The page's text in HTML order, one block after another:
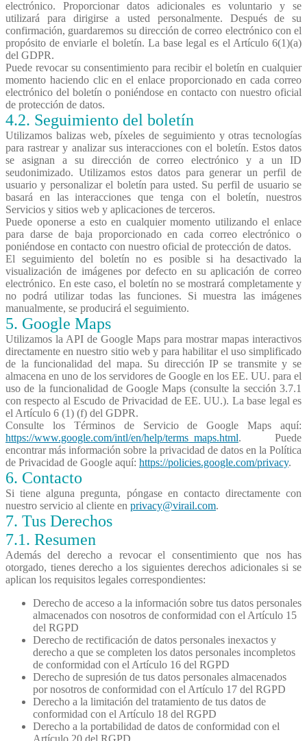
electrónico. Proporcionar datos adicionales es voluntario y se
utilizará para dirigirse a usted personalmente. Después de su
confirmación, guardaremos su dirección de correo electrónico con el
propósito de enviarle el boletín. La base legal es el Artículo 6(1)(a)
del GDPR.
Puede revocar su consentimiento para recibir el boletín en cualquier
momento haciendo clic en el enlace proporcionado en cada correo
electrónico del boletín o poniéndose en contacto con nuestro oficial
de protección de datos.
4.2. Seguimiento del boletín
Utilizamos balizas web, píxeles de seguimiento y otras tecnologías
para rastrear y analizar sus interacciones con el boletín. Estos datos
se asignan a su dirección de correo electrónico y a un ID
seudonimizado. Utilizamos estos datos para generar un perfil de
usuario y personalizar el boletín para usted. Su perfil de usuario se
basará en las interacciones que tenga con el boletín, nuestros
Servicios y sitios web y aplicaciones de terceros.
Puede oponerse a esto en cualquier momento utilizando el enlace
para darse de baja proporcionado en cada correo electrónico o
poniéndose en contacto con nuestro oficial de protección de datos.
El seguimiento del boletín no es posible si ha desactivado la
visualización de imágenes por defecto en su aplicación de correo
electrónico. En este caso, el boletín no se mostrará completamente y
no podrá utilizar todas las funciones. Si muestra las imágenes
manualmente, se producirá el seguimiento.
5. Google Maps
Utilizamos la API de Google Maps para mostrar mapas interactivos
directamente en nuestro sitio web y para habilitar el uso simplificado
de la funcionalidad del mapa. Su dirección IP se transmite y se
almacena en uno de los servidores de Google en los EE. UU. para el
uso de la funcionalidad de Google Maps (consulte la sección 3.7.1
con respecto al Escudo de Privacidad de EE. UU.). La base legal es
el Artículo 6 (1) (f) del GDPR.
Consulte los Términos de Servicio de Google Maps aquí:
https://www.google.com/intl/en/help/terms_maps.html. Puede
encontrar más información sobre la privacidad de datos en la Política
de Privacidad de Google aquí: https://policies.google.com/privacy.
6. Contacto
Si tiene alguna pregunta, póngase en contacto directamente con
nuestro servicio al cliente en privacy@virail.com.
7. Tus Derechos
7.1. Resumen
Además del derecho a revocar el consentimiento que nos has
otorgado, tienes derecho a los siguientes derechos adicionales si se
aplican los requisitos legales correspondientes:
Derecho de acceso a la información sobre tus datos personales
almacenados con nosotros de conformidad con el Artículo 15
del RGPD
Derecho de rectificación de datos personales inexactos y
derecho a que se completen los datos personales incompletos
de conformidad con el Artículo 16 del RGPD
Derecho de supresión de tus datos personales almacenados
por nosotros de conformidad con el Artículo 17 del RGPD
Derecho a la limitación del tratamiento de tus datos de
conformidad con el Artículo 18 del RGPD
Derecho a la portabilidad de datos de conformidad con el
Artículo 20 del RGPD